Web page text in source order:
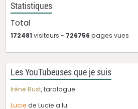
Statistiques
Total
172481visiteurs - 726756 pages vues
Les YouTubeuses que je suis
Irène Rust, tarologue
Lucie de Lucie a lu